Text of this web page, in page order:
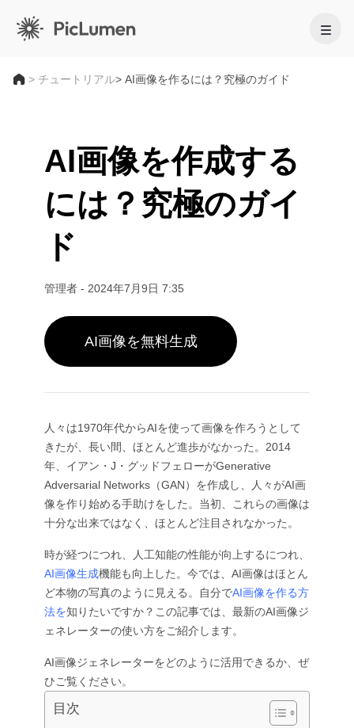
ホーム
AI動画ジェネレーター
テキストから動画へ
画像から動画へ
AI GIFジェネレーター
トレンドのエフェクト
AIキス動画
AIお尻ダンスジェネレーター
動画編集
動画からオブジェクトを削除
動画からテキストを削除
動画ノイズ除去
スローモーションメーカー
動画をアニメに変換
AI画像
画像から画像生成
テキストから画像へ
AIアートジェネレーター
AI画像ジェネレーター
AIキャラクター生成ツール
AI顔ジェネレーター
AI赤ちゃんジェネレーター
スタイル別
アニメキャラクター
Funko Pop
ピクセルアート
ちびキャラメーカー
人気のメーカー
VTuberメーカー
3Dキャラクター
AIモデル
Nano Banana Pro
Seedream 5.0 Pro
FLUX
GPT Image 2.0
Kling 3.0 モーションコントロール
Sora AI
Seedance 2.0
Veo 3.1
Grok Imagine
すべてのモデル
AIツール
背景リムーバー
画像アップスケーラー
画像カラー化ツール
画像拡張ツール
レタッチ＆リスタイル
AI服装チェンジャー
ヘアスタイルチェンジャー
オブジェクト削除
写真をアートに
ぬりえページ
商品写真
AI背景ジェネレーター
AIファッションモデル
服装チェンジャー
マーケティング
AIプロダクト動画
AIロゴジェネレーター
AIポスタージェネレーター
AIバナー生成ツール
服のデザイン
> チュートリアル> AI画像を作るには？究極のガイド
AI画像を作成する
には？究極のガイ
ド
管理者 - 2024年7月9日 7:35
AI画像を無料生成
人々は1970年代からAIを使って画像を作ろうとして
きたが、長い間、ほとんど進歩がなかった。2014
年、イアン・J・グッドフェローがGenerative
Adversarial Networks（GAN）を作成し、人々がAI画
像を作り始める手助けをした。当初、これらの画像は
十分な出来ではなく、ほとんど注目されなかった。
時が経つにつれ、人工知能の性能が向上するにつれ、
AI画像生成機能も向上した。今では、AI画像はほとん
ど本物の写真のように見える。自分でAI画像を作る方
法を知りたいですか？この記事では、最新のAI画像ジ
ェネレーターの使い方をご紹介します。
AI画像ジェネレーターをどのように活用できるか、ぜ
ひご覧ください。
目次